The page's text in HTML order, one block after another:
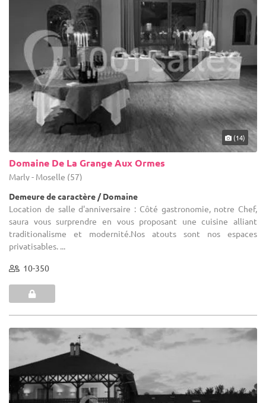
(14)
Domaine De La Grange Aux Ormes
Marly - Moselle (57)
Demeure de caractère / Domaine
Location de salle d'anniversaire : Côté gastronomie, notre Chef,
saura vous surprendre en vous proposant une cuisine alliant
traditionalisme et modernité.Nos atouts sont nos espaces
privatisables. ...
10-350